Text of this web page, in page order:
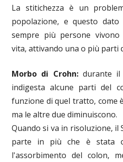
La stitichezza è un
popolazione, e questo dato
sempre più persone
vita, attivando una o più parti
Morbo di Crohn:durante il
indigesta alcune parti del
funzione di quel tratto, come
ma le altre due diminuiscono.
Quando si va in risoluzione, il
parte in più che è stata
l'assorbimento del colon,